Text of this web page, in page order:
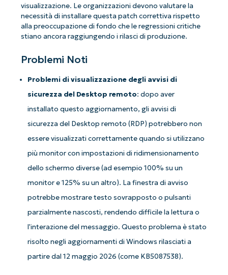
visualizzazione. Le organizzazioni devono valutare la
necessità di installare questa patch correttiva rispetto
alla preoccupazione di fondo che le regressioni critiche
stiano ancora raggiungendo i rilasci di produzione.
Problemi Noti
Problemi di visualizzazione degli avvisi di
sicurezza del Desktop remoto: dopo aver
installato questo aggiornamento, gli avvisi di
sicurezza del Desktop remoto (RDP) potrebbero non
essere visualizzati correttamente quando si utilizzano
più monitor con impostazioni di ridimensionamento
dello schermo diverse (ad esempio 100% su un
monitor e 125% su un altro). La finestra di avviso
potrebbe mostrare testo sovrapposto o pulsanti
parzialmente nascosti, rendendo difficile la lettura o
l'interazione del messaggio. Questo problema è stato
risolto negli aggiornamenti di Windows rilasciati a
partire dal 12 maggio 2026 (come KB5087538).
dall'AI di NinjaOne!
Non è richiesta alcuna carta di credito e si ha
accesso completo a tutte le funzionalità.
name*
Business
email*
Phone
number*
Paese
Company